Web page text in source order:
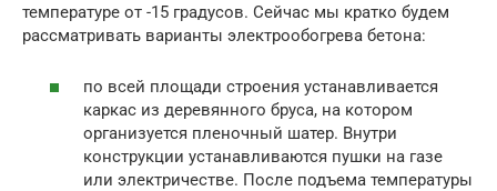
температуре от -15 градусов. Сейчас мы кратко будем
рассматривать варианты электрообогрева бетона:
по всей площади строения устанавливается
каркас из деревянного бруса, на котором
организуется пленочный шатер. Внутри
конструкции устанавливаются пушки на газе
или электричестве. После подъема температуры